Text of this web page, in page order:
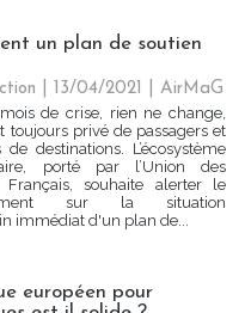
un plan de soutien
| 13/04/2021 |AirMaG
de crise, rien ne change,
toujours privé de passagers et
de destinations. L’écosystème
porté par l’Union des
Français, souhaite alerter le
sur la situation
immédiat d'un plan de...
européen pour